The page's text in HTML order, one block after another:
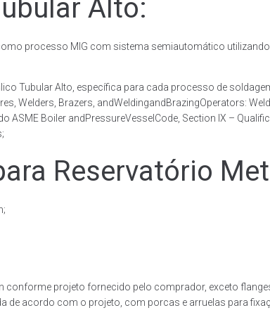
Alto:
processo MIG com sistema semiautomático
Tubular Alto, específica para cada processo de
Welders, Brazers, andWeldingandBrazingOperators:
Boiler andPressureVesselCode, Section IX –
Reservatório
projeto fornecido pelo comprador, exceto
de acordo com o projeto, com porcas e arruelas para